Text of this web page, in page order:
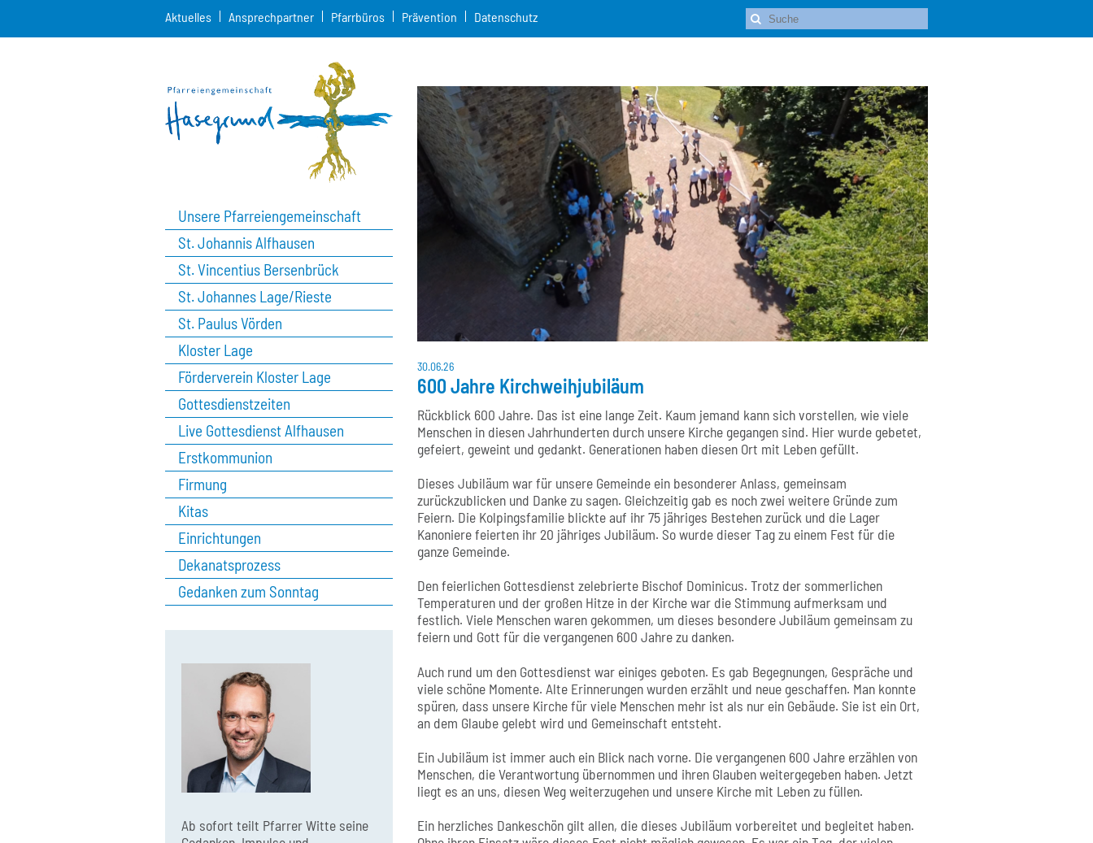
Aktuelles Ansprechpartner Pfarrbüros Prävention Datenschutz
Unsere Pfarreiengemeinschaft
St. Johannis Alfhausen
St. Vincentius Bersenbrück
St. Johannes Lage/Rieste
St. Paulus Vörden
Kloster Lage
Förderverein Kloster Lage
Gottesdienstzeiten
Live Gottesdienst Alfhausen
Erstkommunion
Firmung
Kitas
Einrichtungen
Dekanatsprozess
Gedanken zum Sonntag
Ab sofort teilt Pfarrer Witte seine
30.06.26
600 Jahre Kirchweihjubiläum
Rückblick 600 Jahre. Das ist eine lange Zeit. Kaum jemand kann sich vorstellen, wie viele
Menschen in diesen Jahrhunderten durch unsere Kirche gegangen sind. Hier wurde gebetet,
gefeiert, geweint und gedankt. Generationen haben diesen Ort mit Leben gefüllt.
Dieses Jubiläum war für unsere Gemeinde ein besonderer Anlass, gemeinsam
zurückzublicken und Danke zu sagen. Gleichzeitig gab es noch zwei weitere Gründe zum
Feiern. Die Kolpingsfamilie blickte auf ihr 75 jähriges Bestehen zurück und die Lager
Kanoniere feierten ihr 20 jähriges Jubiläum. So wurde dieser Tag zu einem Fest für die
ganze Gemeinde.
Den feierlichen Gottesdienst zelebrierte Bischof Dominicus. Trotz der sommerlichen
Temperaturen und der großen Hitze in der Kirche war die Stimmung aufmerksam und
festlich. Viele Menschen waren gekommen, um dieses besondere Jubiläum gemeinsam zu
feiern und Gott für die vergangenen 600 Jahre zu danken.
Auch rund um den Gottesdienst war einiges geboten. Es gab Begegnungen, Gespräche und
viele schöne Momente. Alte Erinnerungen wurden erzählt und neue geschaffen. Man konnte
spüren, dass unsere Kirche für viele Menschen mehr ist als nur ein Gebäude. Sie ist ein Ort,
an dem Glaube gelebt wird und Gemeinschaft entsteht.
Ein Jubiläum ist immer auch ein Blick nach vorne. Die vergangenen 600 Jahre erzählen von
Menschen, die Verantwortung übernommen und ihren Glauben weitergegeben haben. Jetzt
liegt es an uns, diesen Weg weiterzugehen und unsere Kirche mit Leben zu füllen.
Ein herzliches Dankeschön gilt allen, die dieses Jubiläum vorbereitet und begleitet haben.